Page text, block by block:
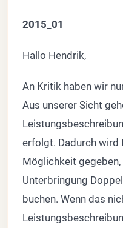
2015_01
Hallo Hendrik,
An Kritik haben wir
Aus unserer Sicht
erfolgt. Dadurch wird
Möglichkeit gegeben,
Unterbringung
buchen. Wenn das